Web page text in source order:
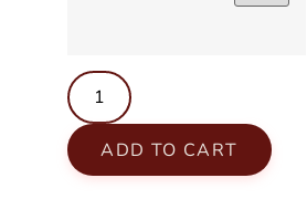
ADD TO CART